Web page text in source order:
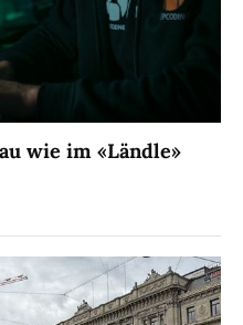
wie im «Ländle»